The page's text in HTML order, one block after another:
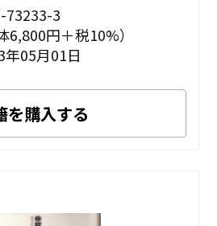
73233-3
円＋税10%）
05月01日
を購入する